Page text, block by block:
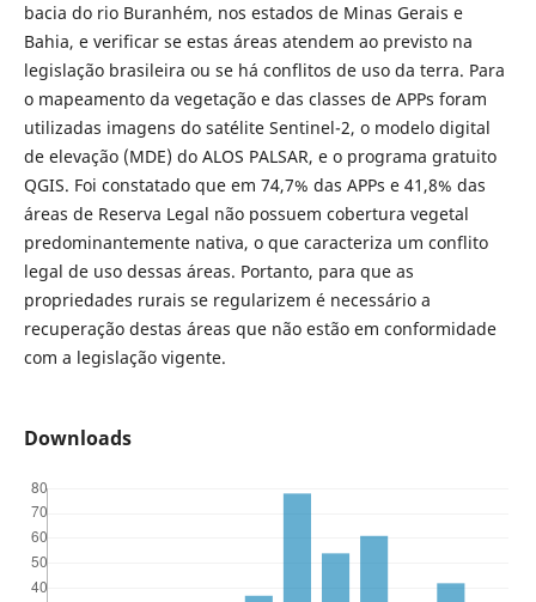
bacia do rio Buranhém, nos estados de Minas Gerais e
Bahia, e verificar se estas áreas atendem ao previsto na
legislação brasileira ou se há conflitos de uso da terra. Para
o mapeamento da vegetação e das classes de APPs foram
utilizadas imagens do satélite Sentinel-2, o modelo digital
de elevação (MDE) do ALOS PALSAR, e o programa gratuito
QGIS. Foi constatado que em 74,7% das APPs e 41,8% das
áreas de Reserva Legal não possuem cobertura vegetal
predominantemente nativa, o que caracteriza um conflito
legal de uso dessas áreas. Portanto, para que as
propriedades rurais se regularizem é necessário a
recuperação destas áreas que não estão em conformidade
com a legislação vigente.
Downloads